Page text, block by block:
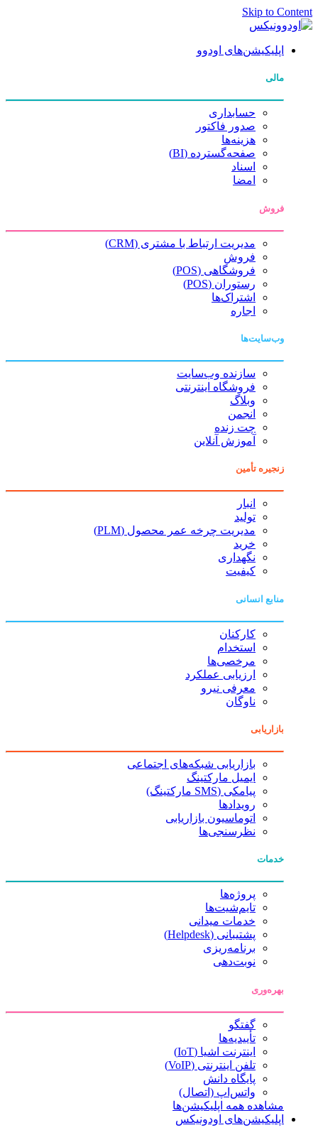
Skip to Content
اپلیکیشن‌های اودوو
مالی
حسابداری
صدور فاکتور
هزینه‌ها
صفحه‌گسترده (BI)
اسناد
امضا
فروش
مدیریت ارتباط با مشتری (CRM)
فروش
فروشگاهی (POS)
رستوران (POS)
اشتراک‌ها
اجاره
وب‌سایت‌ها
سازنده وب‌سایت
فروشگاه اینترنتی
وبلاگ
انجمن
چت زنده
آموزش آنلاین
زنجیره تأمین
انبار
تولید
مدیریت چرخه عمر محصول (PLM)
خرید
نگهداری
کیفیت
منابع انسانی
کارکنان
استخدام
مرخصی‌ها
ارزیابی عملکرد
معرفی نیرو
ناوگان
بازاریابی
بازاریابی شبکه‌های اجتماعی
ایمیل مارکتینگ
پیامکی (SMS مارکتینگ)
رویدادها
اتوماسیون بازاریابی
نظرسنجی‌ها
خدمات
پروژه‌ها
تایم‌شیت‌ها
خدمات میدانی
پشتیبانی (Helpdesk)
برنامه‌ریزی
نوبت‌دهی
بهره‌وری
گفتگو
تأییدیه‌ها
اینترنت اشیا (IoT)
تلفن اینترنتی (VoIP)
پایگاه دانش
واتس‌اپ (اتصال)
مشاهده همه اپلیکیشن‌ها
اپلیکیشن‌های اودونیکس